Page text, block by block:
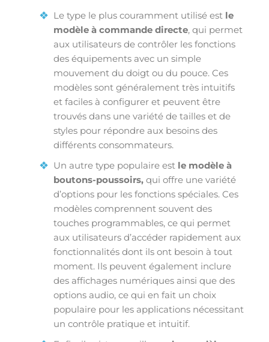
Le type le plus couramment utilisé est le
modèle à commande directe, qui permet
aux utilisateurs de contrôler les fonctions
des équipements avec un simple
mouvement du doigt ou du pouce. Ces
modèles sont généralement très intuitifs
et faciles à configurer et peuvent être
trouvés dans une variété de tailles et de
styles pour répondre aux besoins des
différents consommateurs.
Un autre type populaire est le modèle à
boutons-poussoirs, qui offre une variété
d’options pour les fonctions spéciales. Ces
modèles comprennent souvent des
touches programmables, ce qui permet
aux utilisateurs d’accéder rapidement aux
fonctionnalités dont ils ont besoin à tout
moment. Ils peuvent également inclure
des affichages numériques ainsi que des
options audio, ce qui en fait un choix
populaire pour les applications nécessitant
un contrôle pratique et intuitif.